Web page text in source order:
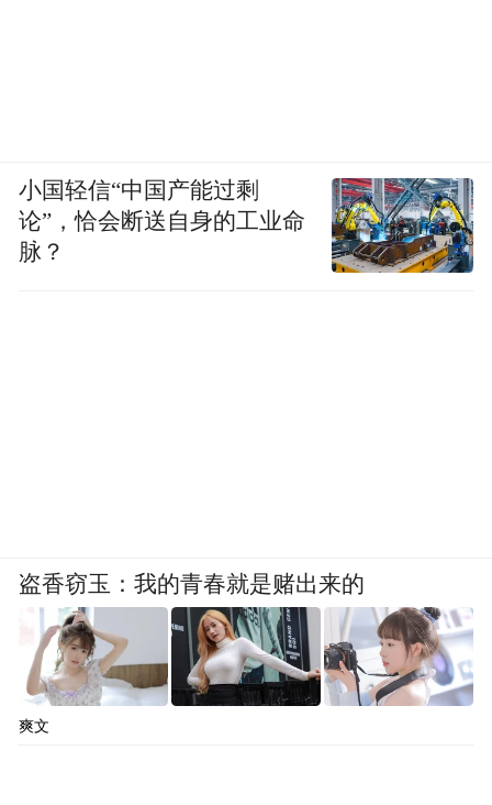
小国轻信“中国产能过剩
论”，恰会断送自身的工业命
脉？
盗香窃玉：我的青春就是赌出来的
爽文